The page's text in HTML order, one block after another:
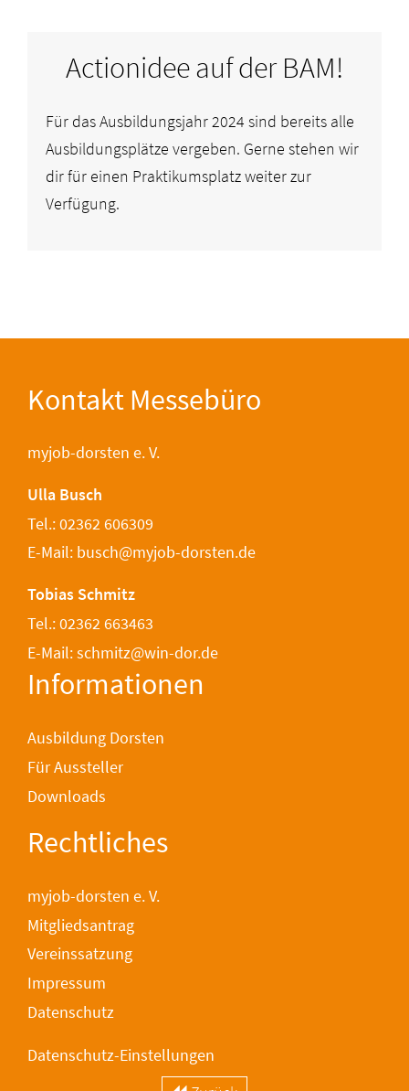
Actionidee auf der BAM!
Für das Ausbildungsjahr 2024 sind bereits alle
Ausbildungsplätze vergeben. Gerne stehen wir
dir für einen Praktikumsplatz weiter zur
Verfügung.
Kontakt Messebüro
myjob-dorsten e. V.
Ulla Busch
Tel.: 02362 606309
E-Mail: busch@myjob-dorsten.de
Tobias Schmitz
Tel.: 02362 663463
E-Mail: schmitz@win-dor.de
Informationen
Ausbildung Dorsten
Für Aussteller
Downloads
Rechtliches
myjob-dorsten e. V.
Mitgliedsantrag
Vereinssatzung
Impressum
Datenschutz
Datenschutz-Einstellungen